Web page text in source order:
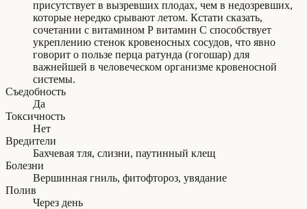
присутствует в вызревших плодах, чем в недозревших,
которые нередко срывают летом. Кстати сказать,
сочетании с витамином Р витамин С способствует
укреплению стенок кровеносных сосудов, что явно
говорит о пользе перца ратунда (гогошар) для
важнейшей в человеческом организме кровеносной
системы.
Съедобность
Да
Токсичность
Нет
Вредители
Бахчевая тля, слизни, паутинный клещ
Болезни
Вершинная гниль, фитофтороз, увядание
Полив
Через день